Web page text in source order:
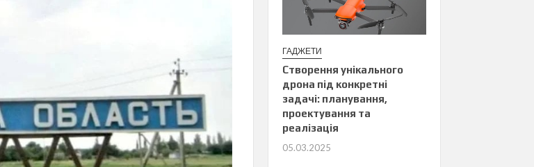
ГАДЖЕТИ
Створення унікального
дрона під конкретні
задачі: планування,
проектування та
реалізація
05.03.2025